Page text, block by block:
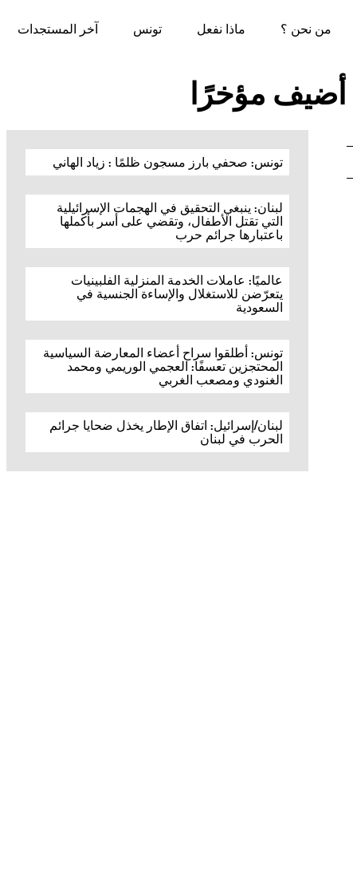
من نحن ؟ ماذا نفعل تونس آخر المستجدات
أضيف مؤخرًا
تونس: صحفي بارز مسجون ظلمًا : زياد الهاني
لبنان: ينبغي التحقيق في الهجمات الإسرائيلية
التي تقتل الأطفال، وتقضي على أسر بأكملها
باعتبارها جرائم حرب
عالميًا: عاملات الخدمة المنزلية الفلبينيات
يتعرّضن للاستغلال والإساءة الجنسية في
السعودية
تونس: أطلقوا سراح أعضاء المعارضة السياسية
المحتجزين تعسفًا: العجمي الوريمي ومحمد
الغنودي ومصعب الغربي
لبنان/إسرائيل: اتفاق الإطار يخذل ضحايا جرائم
الحرب في لبنان